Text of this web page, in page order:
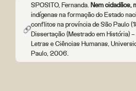
SPOSITO, Fernanda. Nem cidadãos,
indígenas na formação do Estado
conflitos na província de São Paulo
Dissertação (Mestrado em História) –
Letras e Ciências Humanas,
Paulo, 2006.